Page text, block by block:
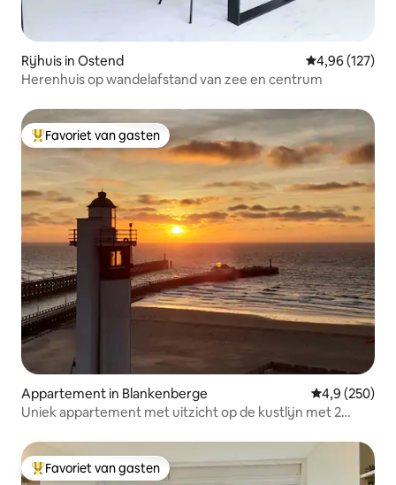
Rijhuis in Ostend Gemiddelde
4,96 (127)
Herenhuis op wandelafstand van zee en centrum
Topfavoriet van gasten
Favoriet van gasten
Appartement in Blankenberge Gemiddelde
4,9 (250)
Uniek appartement met uitzicht op de kustlijn met 2
Topfavoriet van gasten
Favoriet van gasten